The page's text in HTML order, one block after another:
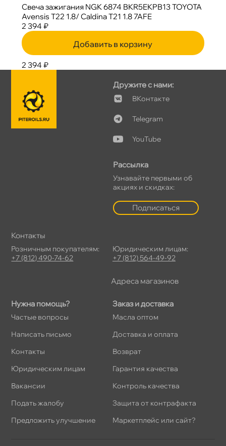
Свеча зажигания NGK 6874 BKR5EKPB13 TOYOTA
Avensis T22 1.8/ Caldina T21 1.8 7AFE
2 394 ₽
Добавить в корзину
2 394 ₽
Нужна помощь?
Частые вопросы
Написать письмо
Контакты
Юридическим лицам
акансии
Подать жалобу
Предложить улучшение
Заказ и доставка
Масла оптом
Доставка и оплата
озврат
Гарантия качества
Контроль качества
Защита от контрафакта
Маркетплейс или сайт?
Дружите с нами:
Контакте
Telegram
YouTube
Рассылка
Узнавайте первыми о
акциях и скидках:
Подписаться
Контакты
Розничным покупателям:
+7 (812) 490-74-62
Юридическим лицам:
+7 (812) 564-49-92
Адреса магазино